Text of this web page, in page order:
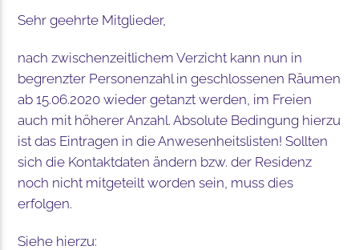
Sehr geehrte Mitglieder,
nach zwischenzeitlichem Verzicht kann nun in
begrenzter Personenzahl in geschlossenen Räumen
ab 15.06.2020 wieder getanzt werden, im Freien
auch mit höherer Anzahl. Absolute Bedingung hierzu
ist das Eintragen in die Anwesenheitslisten! Sollten
sich die Kontaktdaten ändern bzw. der Residenz
noch nicht mitgeteilt worden sein, muss dies
erfolgen.
Siehe hierzu: